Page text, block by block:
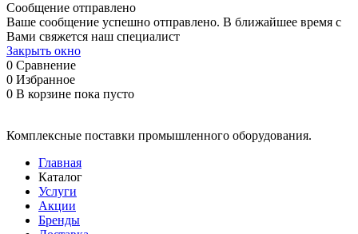
Сообщение отправлено
Ваше сообщение успешно отправлено. В ближайшее время с
Вами свяжется наш специалист
Закрыть окно
0 Сравнение
0 Избранное
0 В корзине пока пусто
Комплексные поставки промышленного оборудования.
Главная
Каталог
Услуги
Акции
Бренды